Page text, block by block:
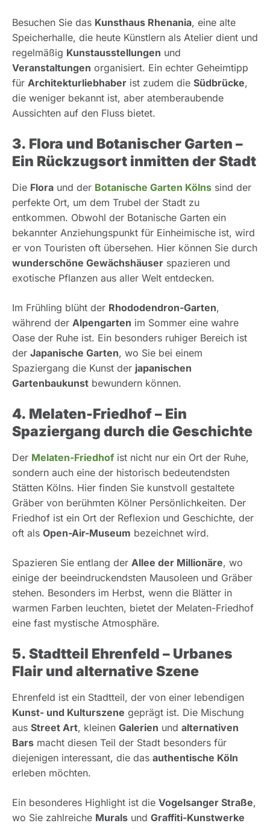
Besuchen Sie das Kunsthaus Rhenania, eine alte
Speicherhalle, die heute Künstlern als Atelier dient und
regelmäßig Kunstausstellungen und
Veranstaltungen organisiert. Ein echter Geheimtipp
für Architekturliebhaber ist zudem die Südbrücke,
die weniger bekannt ist, aber atemberaubende
Aussichten auf den Fluss bietet.
3. Flora und Botanischer Garten –
Ein Rückzugsort inmitten der Stadt
Die Flora und der Botanische Garten Kölns sind der
perfekte Ort, um dem Trubel der Stadt zu
entkommen. Obwohl der Botanische Garten ein
bekannter Anziehungspunkt für Einheimische ist, wird
er von Touristen oft übersehen. Hier können Sie durch
wunderschöne Gewächshäuser spazieren und
exotische Pflanzen aus aller Welt entdecken.
Im Frühling blüht der Rhododendron-Garten,
während der Alpengarten im Sommer eine wahre
Oase der Ruhe ist. Ein besonders ruhiger Bereich ist
der Japanische Garten, wo Sie bei einem
Spaziergang die Kunst der japanischen
Gartenbaukunst bewundern können.
4. Melaten-Friedhof – Ein
Spaziergang durch die Geschichte
Der Melaten-Friedhof ist nicht nur ein Ort der Ruhe,
sondern auch eine der historisch bedeutendsten
Stätten Kölns. Hier finden Sie kunstvoll gestaltete
Gräber von berühmten Kölner Persönlichkeiten. Der
Friedhof ist ein Ort der Reflexion und Geschichte, der
oft als Open-Air-Museum bezeichnet wird.
Spazieren Sie entlang der Allee der Millionäre, wo
einige der beeindruckendsten Mausoleen und Gräber
stehen. Besonders im Herbst, wenn die Blätter in
warmen Farben leuchten, bietet der Melaten-Friedhof
eine fast mystische Atmosphäre.
5. Stadtteil Ehrenfeld – Urbanes
Flair und alternative Szene
Ehrenfeld ist ein Stadtteil, der von einer lebendigen
Kunst- und Kulturszene geprägt ist. Die Mischung
aus Street Art, kleinen Galerien und alternativen
Bars macht diesen Teil der Stadt besonders für
diejenigen interessant, die das authentische Köln
erleben möchten.
Ein besonderes Highlight ist die Vogelsanger Straße,
wo Sie zahlreiche Murals und Graffiti-Kunstwerke